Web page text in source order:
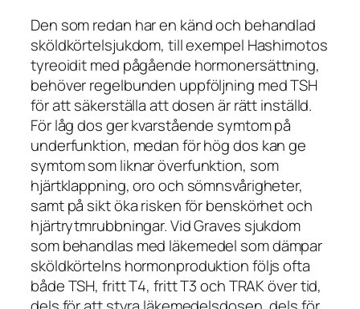
Den som redan har en känd och behandlad
sköldkörtelsjukdom, till exempel Hashimotos
tyreoidit med pågående hormonersättning,
behöver regelbunden uppföljning med TSH
för att säkerställa att dosen är rätt inställd.
För låg dos ger kvarstående symtom på
underfunktion, medan för hög dos kan ge
symtom som liknar överfunktion, som
hjärtklappning, oro och sömnsvårigheter,
samt på sikt öka risken för benskörhet och
hjärtrytmrubbningar. Vid Graves sjukdom
som behandlas med läkemedel som dämpar
sköldkörtelns hormonproduktion följs ofta
både TSH, fritt T4, fritt T3 och TRAK över tid,